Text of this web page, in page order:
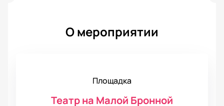
О мероприятии
Площадка
Театр на Малой Бронной